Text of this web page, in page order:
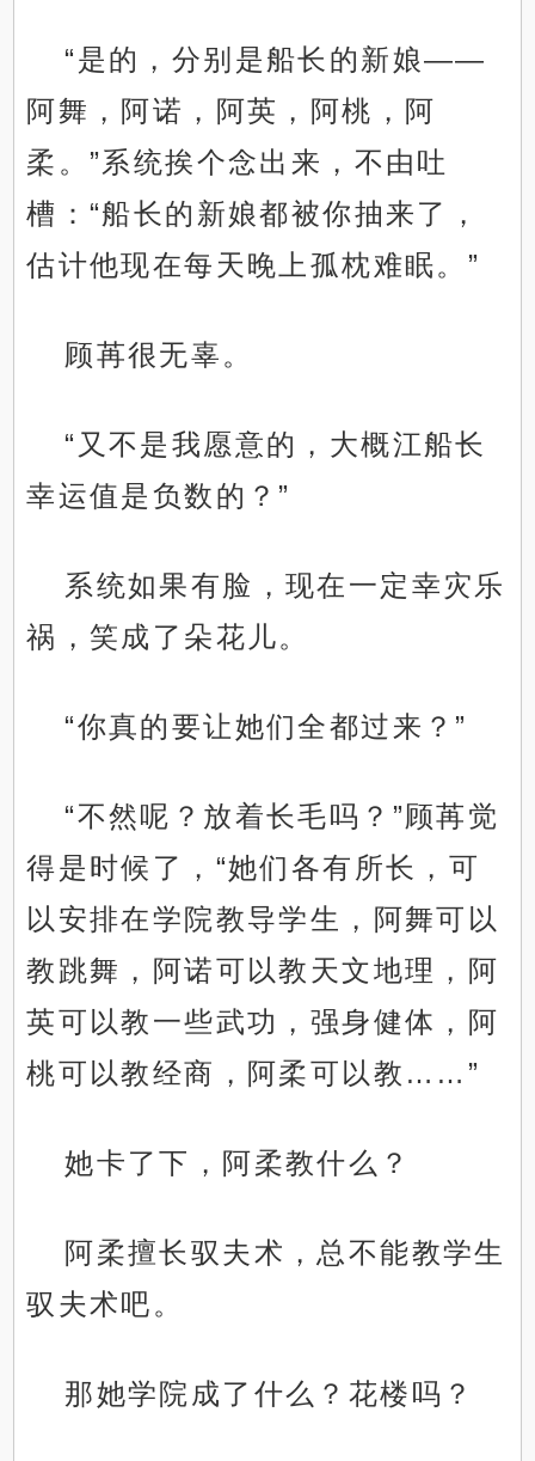
“是的，分别是船长的新娘——
阿舞，阿诺，阿英，阿桃，阿
柔。”系统挨个念出来，不由吐
槽：“船长的新娘都被你抽来了，
估计他现在每天晚上孤枕难眠。”
顾苒很无辜。
“又不是我愿意的，大概江船长
幸运值是负数的？”
系统如果有脸，现在一定幸灾乐
祸，笑成了朵花儿。
“你真的要让她们全都过来？”
“不然呢？放着长毛吗？”顾苒觉
得是时候了，“她们各有所长，可
以安排在学院教导学生，阿舞可以
教跳舞，阿诺可以教天文地理，阿
英可以教一些武功，强身健体，阿
桃可以教经商，阿柔可以教……”
她卡了下，阿柔教什么？
阿柔擅长驭夫术，总不能教学生
驭夫术吧。
那她学院成了什么？花楼吗？